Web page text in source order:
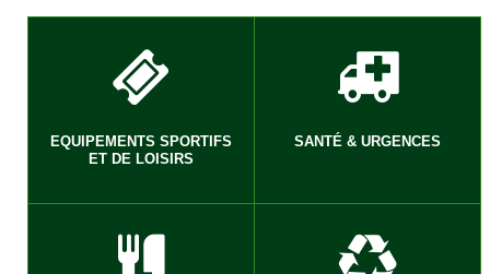
EQUIPEMENTS SPORTIFS
ET DE LOISIRS
SANTÉ & URGENCES